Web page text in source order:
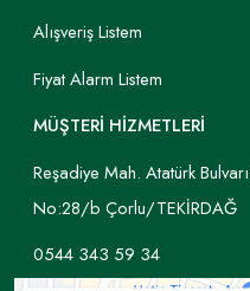
Alışveriş Listem
Fiyat Alarm Listem
MÜŞTERİ HİZMETLERİ
Reşadiye Mah. Atatürk
No:28/b Çorlu/TEKİRDAĞ
0544 343 59 34